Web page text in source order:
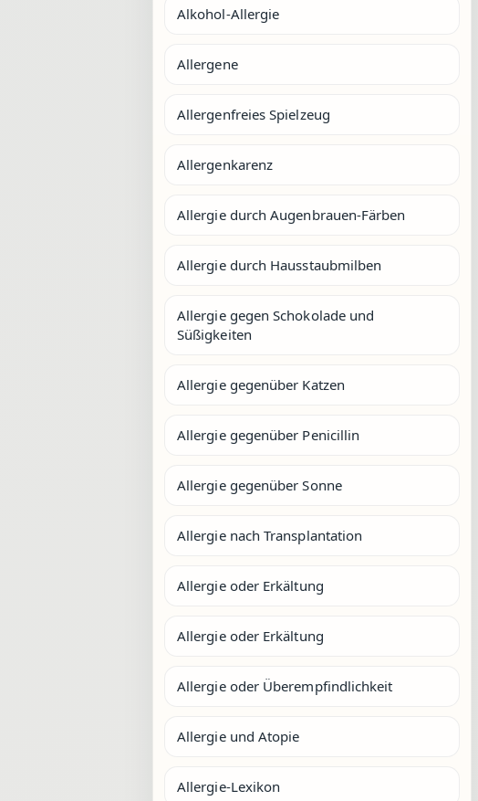
Alkohol-Allergie
Allergene
Allergenfreies Spielzeug
Allergenkarenz
Allergie durch Augenbrauen-Färben
Allergie durch Hausstaubmilben
Allergie gegen Schokolade und
Süßigkeiten
Allergie gegenüber Katzen
Allergie gegenüber Penicillin
Allergie gegenüber Sonne
Allergie nach Transplantation
Allergie oder Erkältung
Allergie oder Erkältung
Allergie oder Überempfindlichkeit
Allergie und Atopie
Allergie-Lexikon